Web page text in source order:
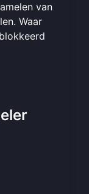
van
Waar